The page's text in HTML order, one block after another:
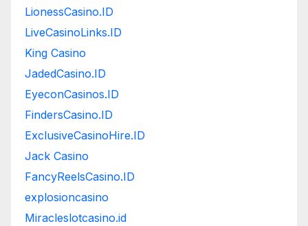
LionessCasino.ID
LiveCasinoLinks.ID
King Casino
JadedCasino.ID
EyeconCasinos.ID
FindersCasino.ID
ExclusiveCasinoHire.ID
Jack Casino
FancyReelsCasino.ID
explosioncasino
Miracleslotcasino.id